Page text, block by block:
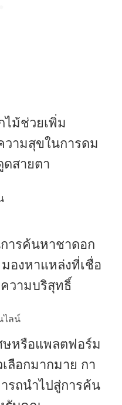
ม้ช่วยเพิ่ม
ามสุขในการดม
สายตา
ารค้นหาชาดอก
องหาแหล่งที่เชื่อ
วามบริสุทธิ์
ไลน์
ษหรือแพลตฟอร์ม
ลือกมากมาย กา
รถนําไปสู่การค้น